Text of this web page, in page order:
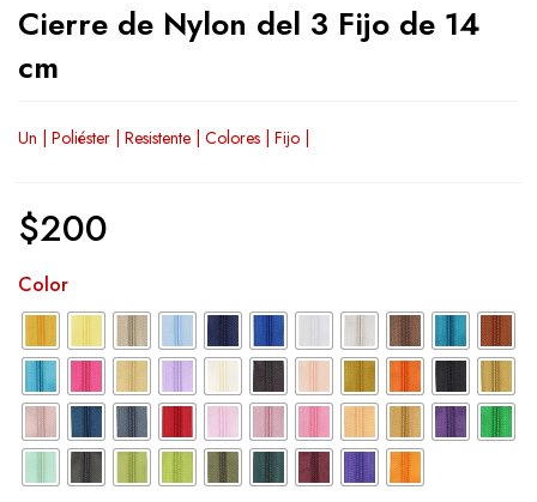
Cierre de Nylon del 3 Fijo de 14
cm
Un | Poliéster | Resistente | Colores | Fijo |
$200
Color